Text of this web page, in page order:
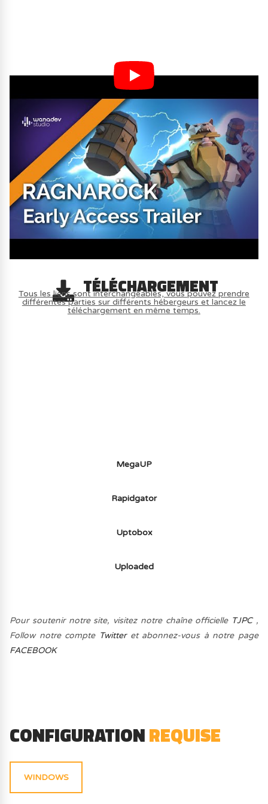
TÉLÉCHARGEMENT
Tous les liens sont interchangeables, vous pouvez prendre
différentes parties sur différents hébergeurs et lancez le
téléchargement en même temps.
MegaUP
Rapidgator
Uptobox
Uploaded
Pour soutenir notre site, visitez notre chaîne officielle TJPC,
Follow notre compte Twitteret abonnez-vous à notre page
FACEBOOK
CONFIGURATIONREQUISE
WINDOWS